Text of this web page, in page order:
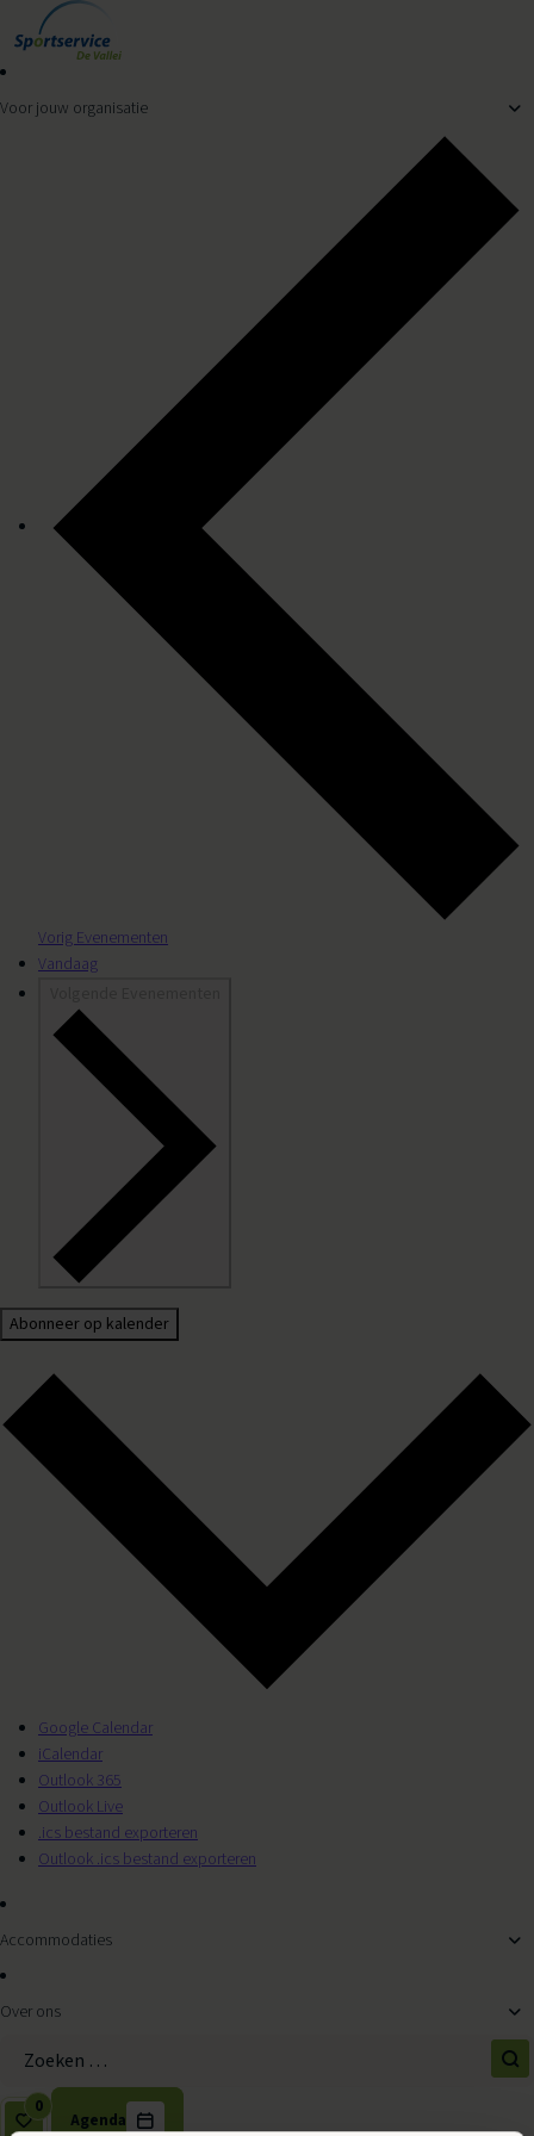
Ga naar de inhoud
Voor jouw organisatie
Vorig Evenementen
Vandaag
Abonneer op kalender
Google Calendar
iCalendar
Outlook 365
Outlook Live
.ics bestand exporteren
Outlook .ics bestand exporteren
Accommodaties
Over ons
0
Agenda